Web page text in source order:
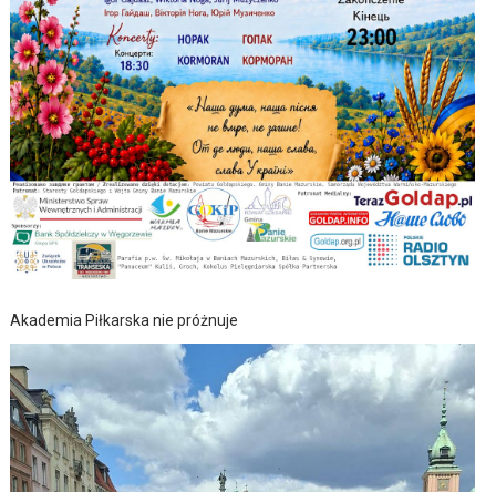
Akademia Piłkarska nie próżnuje